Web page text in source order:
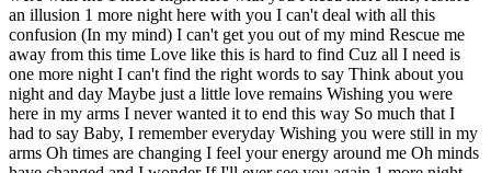
an illusion 1 more night here with you I can't deal with all this
confusion (In my mind) I can't get you out of my mind Rescue me
away from this time Love like this is hard to find Cuz all I need is
one more night I can't find the right words to say Think about you
night and day Maybe just a little love remains Wishing you were
here in my arms I never wanted it to end this way So much that I
had to say Baby, I remember everyday Wishing you were still in my
arms Oh times are changing I feel your energy around me Oh minds